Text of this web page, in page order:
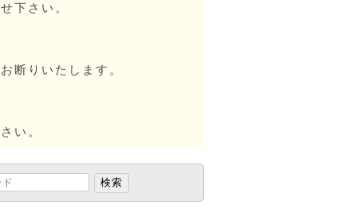
下さい。
断りいたします。
い。